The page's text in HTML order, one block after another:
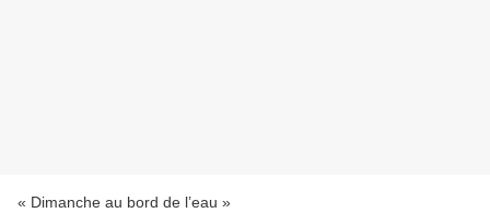
« Dimanche au bord de l’eau »